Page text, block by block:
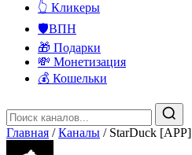
👆 Кликеры
🛡️ВПН
🎁 Подарки
💸 Монетизация
💰 Кошельки
Главная / Каналы / StarDuck [APP]